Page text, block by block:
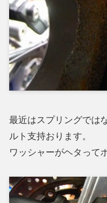
最近はスプリングでは
ルト支持おります。
ワッシャーがヘタって